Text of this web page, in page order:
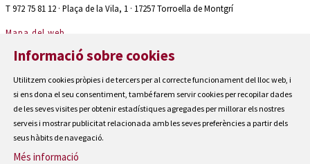
T 972 75 81 12 · Plaça de la Vila, 1 · 17257 Torroella de Montgrí
Mapa del web
Avís Legal
Cookies
Contactar
|
Accessibilitat
Informació sobre cookies
Utilitzem cookies pròpies i de tercers per al correcte funcionament del lloc web, i
si ens dona el seu consentiment, també farem servir cookies per recopilar dades
de les seves visites per obtenir estadístiques agregades per millorar els nostres
serveis i mostrar publicitat relacionada amb les seves preferències a partir dels
seus hàbits de navegació.
Més informació